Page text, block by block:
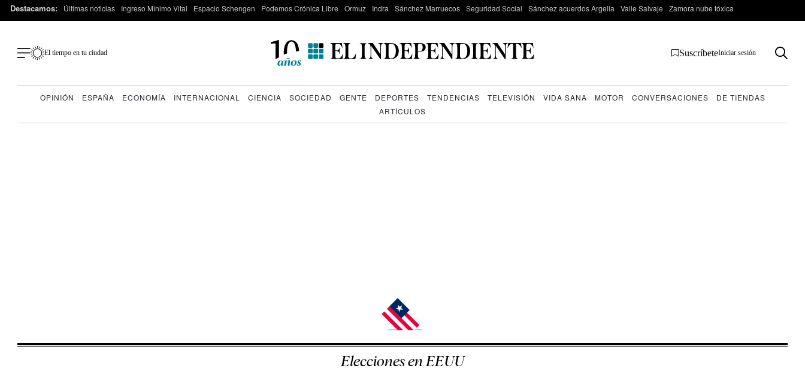
Destacamos: Últimas noticias Ingreso Mínimo Vital Espacio Schengen Podemos Crónica Libre Ormuz Indra Sánchez Marruecos Seguridad Social Sánchez acuerdos Argelia Valle Salvaje Zamora nube tóxica
El tiempo en tu ciudad SuscríbeteIniciar sesión
OPINIÓN ESPAÑA ECONOMÍA INTERNACIONAL CIENCIA SOCIEDAD GENTE DEPORTES TENDENCIAS TELEVISIÓN VIDA SANA MOTOR CONVERSACIONES
DE TIENDAS
ARTÍCULOS
Elecciones en EEUU